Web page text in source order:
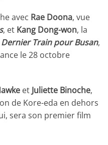
avec Rae Doona, vue
, et Kang Dong-won, la
Dernier Train pour Busan,
le 28 octobre
et Juliette Binoche,
de Kore-eda en dehors
sera son premier film